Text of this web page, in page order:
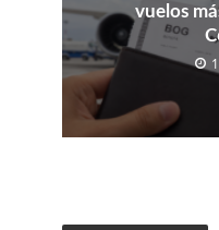
vuelos